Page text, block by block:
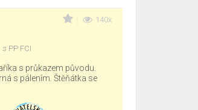
140x
s PP FCI
s průkazem původu.
s pálením. Štěňátka se